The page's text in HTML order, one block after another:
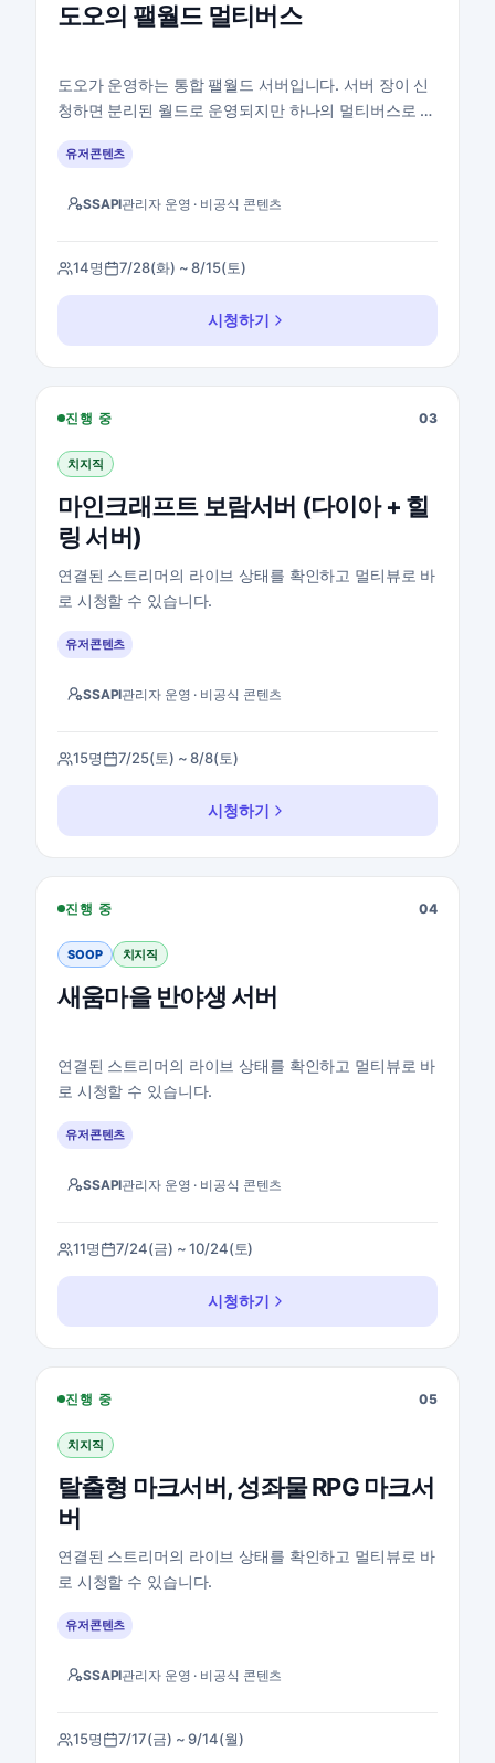
도오의 팰월드 멀티버스
도오가 운영하는 통합 팰월드 서버입니다. 서버 장이 신
청하면 분리된 월드로 운영되지만 하나의 멀티버스로 운
유저콘텐츠
SSAPI관리자 운영 · 비공식 콘텐츠
14명 7/28(화) ~ 8/15(토)
시청하기
마인크래프트 보람서버 (다이아 + 힐링 서버) 지통실 보
진행 중 03
치지직
마인크래프트 보람서버 (다이아 + 힐
링 서버)
연결된 스트리머의 라이브 상태를 확인하고 멀티뷰로 바
로 시청할 수 있습니다.
유저콘텐츠
SSAPI관리자 운영 · 비공식 콘텐츠
15명 7/25(토) ~ 8/8(토)
시청하기
새움마을 반야생 서버 지통실 보기
진행 중 04
SOOP 치지직
새움마을 반야생 서버
연결된 스트리머의 라이브 상태를 확인하고 멀티뷰로 바
로 시청할 수 있습니다.
유저콘텐츠
SSAPI관리자 운영 · 비공식 콘텐츠
11명 7/24(금) ~ 10/24(토)
시청하기
탈출형 마크서버, 성좌물 RPG 마크서버 지통실 보기
진행 중 05
치지직
탈출형 마크서버, 성좌물 RPG 마크서
버
연결된 스트리머의 라이브 상태를 확인하고 멀티뷰로 바
로 시청할 수 있습니다.
유저콘텐츠
SSAPI관리자 운영 · 비공식 콘텐츠
15명 7/17(금) ~ 9/14(월)